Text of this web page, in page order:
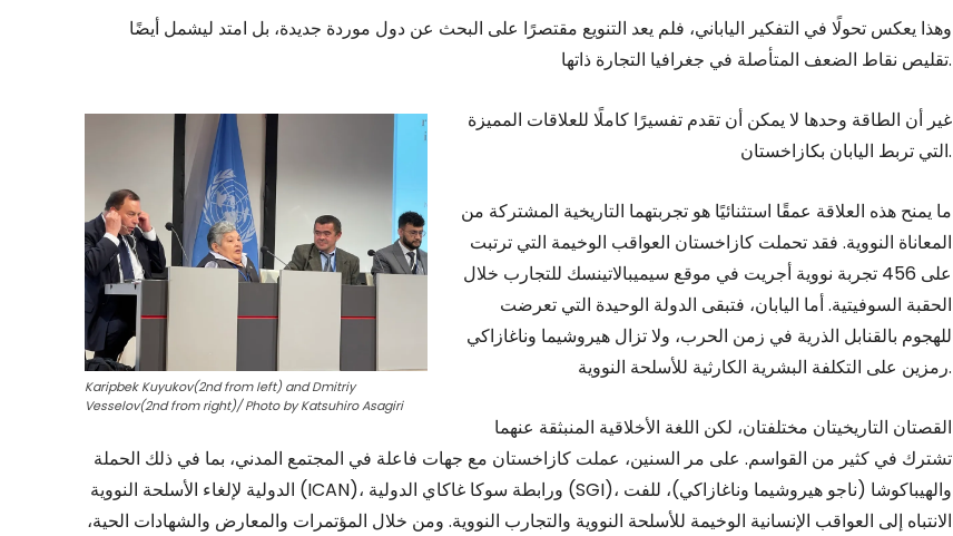
وهذا يعكس تحولًا في التفكير الياباني، فلم يعد التنويع مقتصرًا على البحث عن دول موردة جديدة، بل امتد ليشمل أيضًا
تقليص نقاط الضعف المتأصلة في جغرافيا التجارة ذاتها.
Karipbek Kuyukov(2nd from left) and Dmitriy
Vesselov(2nd from right)/ Photo by Katsuhiro Asagiri
غير أن الطاقة وحدها لا يمكن أن تقدم تفسيرًا كاملًا للعلاقات المميزة
التي تربط اليابان بكازاخستان.
ما يمنح هذه العلاقة عمقًا استثنائيًا هو تجربتهما التاريخية المشتركة من
المعاناة النووية. فقد تحملت كازاخستان العواقب الوخيمة التي ترتبت
على 456 تجربة نووية أجريت في موقع سيميبالاتينسك للتجارب خلال
الحقبة السوفيتية. أما اليابان، فتبقى الدولة الوحيدة التي تعرضت
للهجوم بالقنابل الذرية في زمن الحرب، ولا تزال هيروشيما وناغازاكي
رمزين على التكلفة البشرية الكارثية للأسلحة النووية.
القصتان التاريخيتان مختلفتان، لكن اللغة الأخلاقية المنبثقة عنهما
تشترك في كثير من القواسم. على مر السنين، عملت كازاخستان مع جهات فاعلة في المجتمع المدني، بما في ذلك الحملة
الدولية لإلغاء الأسلحة النووية (ICAN)، ورابطة سوكا غاكاي الدولية (SGI)، والهيباكوشا (ناجو هيروشيما وناغازاكي)، للفت
الانتباه إلى العواقب الإنسانية الوخيمة للأسلحة النووية والتجارب النووية. ومن خلال المؤتمرات والمعارض والشهادات الحية،